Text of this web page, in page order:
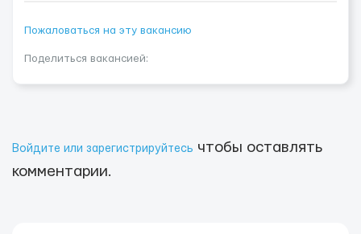
Пожаловаться на эту вакансию
Поделиться вакансией:
Войдите или зарегистрируйтесь чтобы оставлять
комментарии.